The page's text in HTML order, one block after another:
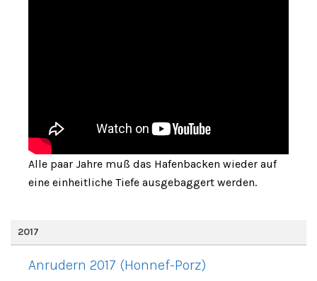
Alle paar Jahre muß das Hafenbacken wieder auf
eine einheitliche Tiefe ausgebaggert werden.
2017
Anrudern 2017 (Honnef-Porz)